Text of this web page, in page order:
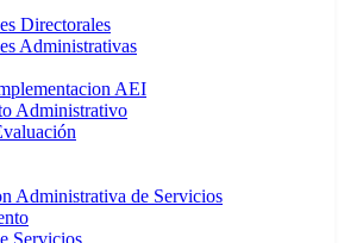
Directorales
Administrativas
AEI
Administrativo
Administrativa de Servicios
Servicios